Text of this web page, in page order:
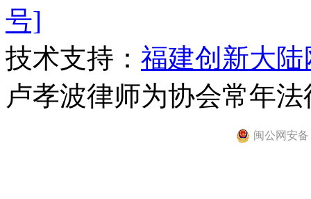
号]
技术支持： 福建创新大
卢孝波律师为协会常年
闽公网安备